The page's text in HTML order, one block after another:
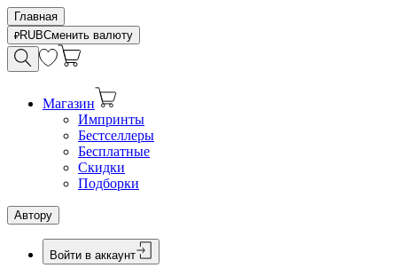
Главная
RUBСменить валюту
Магазин
Импринты
Бестселлеры
Бесплатные
Скидки
Подборки
Автору
Войти в аккаунт